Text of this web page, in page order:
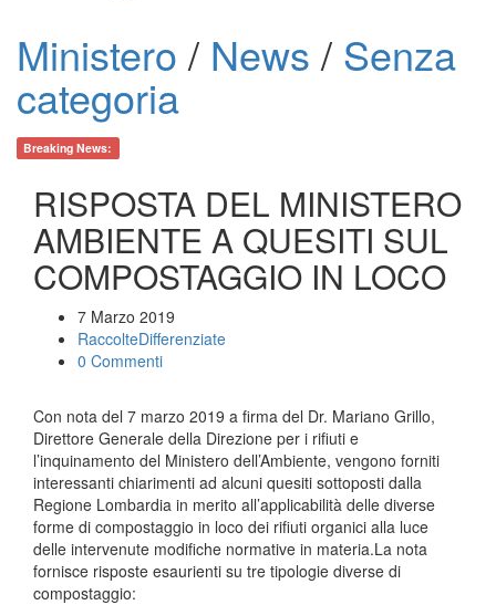
Ministero / News / Senza
categoria
Breaking News:
RISPOSTA DEL MINISTERO
AMBIENTE A QUESITI SUL
COMPOSTAGGIO IN LOCO
7 Marzo 2019
RaccolteDifferenziate
0 Commenti
Con nota del 7 marzo 2019 a firma del Dr. Mariano Grillo,
Direttore Generale della Direzione per i rifiuti e
l’inquinamento del Ministero dell’Ambiente, vengono forniti
interessanti chiarimenti ad alcuni quesiti sottoposti dalla
Regione Lombardia in merito all’applicabilità delle diverse
forme di compostaggio in loco dei rifiuti organici alla luce
delle intervenute modifiche normative in materia.La nota
fornisce risposte esaurienti su tre tipologie diverse di
compostaggio: